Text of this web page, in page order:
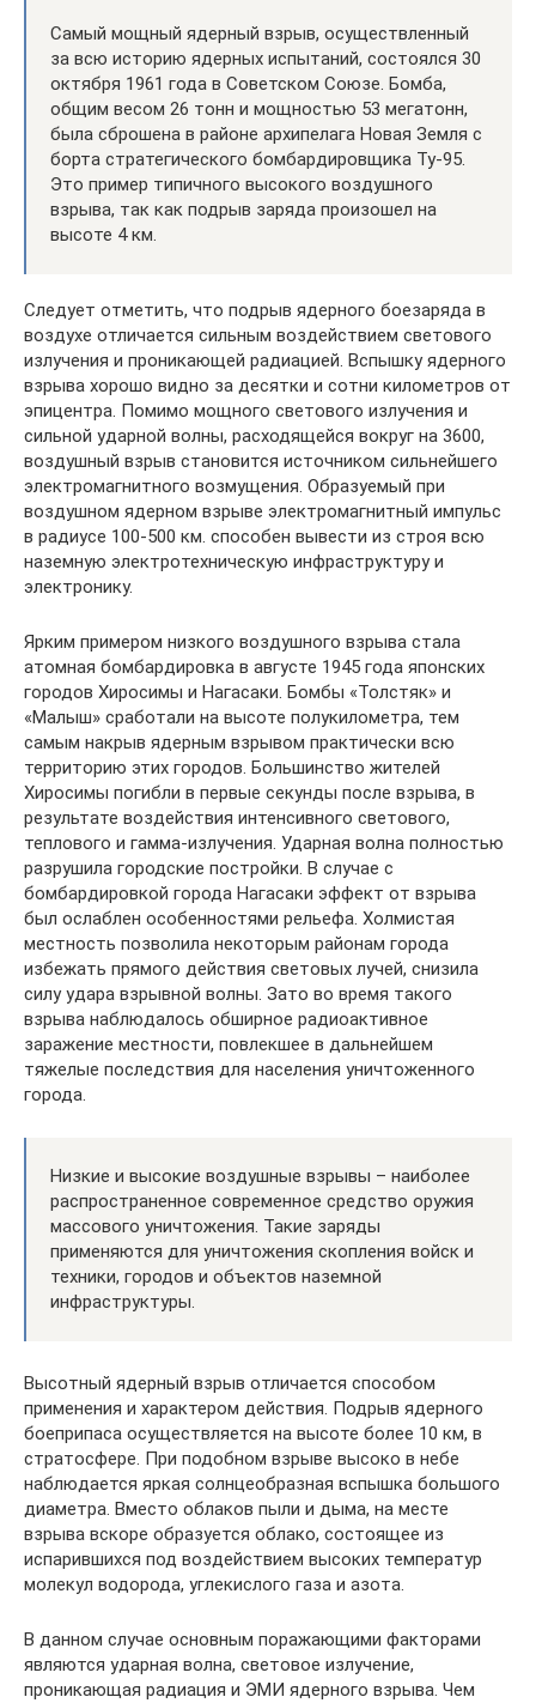
Самый мощный ядерный взрыв, осуществленный
за всю историю ядерных испытаний, состоялся 30
октября 1961 года в Советском Союзе. Бомба,
общим весом 26 тонн и мощностью 53 мегатонн,
была сброшена в районе архипелага Новая Земля с
борта стратегического бомбардировщика Ту-95.
Это пример типичного высокого воздушного
взрыва, так как подрыв заряда произошел на
высоте 4 км.
Следует отметить, что подрыв ядерного боезаряда в
воздухе отличается сильным воздействием светового
излучения и проникающей радиацией. Вспышку ядерного
взрыва хорошо видно за десятки и сотни километров от
эпицентра. Помимо мощного светового излучения и
сильной ударной волны, расходящейся вокруг на 3600,
воздушный взрыв становится источником сильнейшего
электромагнитного возмущения. Образуемый при
воздушном ядерном взрыве электромагнитный импульс
в радиусе 100-500 км. способен вывести из строя всю
наземную электротехническую инфраструктуру и
электронику.
Ярким примером низкого воздушного взрыва стала
атомная бомбардировка в августе 1945 года японских
городов Хиросимы и Нагасаки. Бомбы «Толстяк» и
«Малыш» сработали на высоте полукилометра, тем
самым накрыв ядерным взрывом практически всю
территорию этих городов. Большинство жителей
Хиросимы погибли в первые секунды после взрыва, в
результате воздействия интенсивного светового,
теплового и гамма-излучения. Ударная волна полностью
разрушила городские постройки. В случае с
бомбардировкой города Нагасаки эффект от взрыва
был ослаблен особенностями рельефа. Холмистая
местность позволила некоторым районам города
избежать прямого действия световых лучей, снизила
силу удара взрывной волны. Зато во время такого
взрыва наблюдалось обширное радиоактивное
заражение местности, повлекшее в дальнейшем
тяжелые последствия для населения уничтоженного
города.
Низкие и высокие воздушные взрывы – наиболее
распространенное современное средство оружия
массового уничтожения. Такие заряды
применяются для уничтожения скопления войск и
техники, городов и объектов наземной
инфраструктуры.
Высотный ядерный взрыв отличается способом
применения и характером действия. Подрыв ядерного
боеприпаса осуществляется на высоте более 10 км, в
стратосфере. При подобном взрыве высоко в небе
наблюдается яркая солнцеобразная вспышка большого
диаметра. Вместо облаков пыли и дыма, на месте
взрыва вскоре образуется облако, состоящее из
испарившихся под воздействием высоких температур
молекул водорода, углекислого газа и азота.
В данном случае основным поражающими факторами
являются ударная волна, световое излучение,
проникающая радиация и ЭМИ ядерного взрыва. Чем